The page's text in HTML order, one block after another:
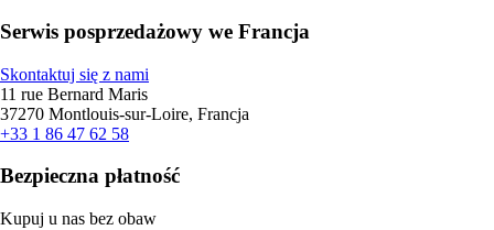
Serwis posprzedażowy we Francja
Skontaktuj się z nami
11 rue Bernard Maris
37270 Montlouis-sur-Loire, Francja
+33 1 86 47 62 58
Bezpieczna płatność
Kupuj u nas bez obaw